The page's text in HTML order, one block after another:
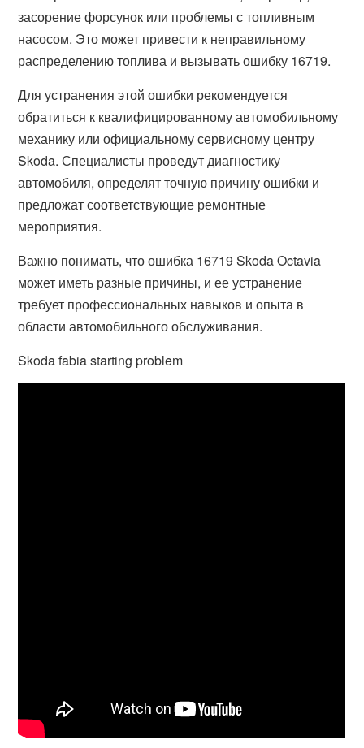
засорение форсунок или проблемы с топливным
насосом. Это может привести к неправильному
распределению топлива и вызывать ошибку 16719.
Для устранения этой ошибки рекомендуется
обратиться к квалифицированному автомобильному
механику или официальному сервисному центру
Skoda. Специалисты проведут диагностику
автомобиля, определят точную причину ошибки и
предложат соответствующие ремонтные
мероприятия.
Важно понимать, что ошибка 16719 Skoda Octavia
может иметь разные причины, и ее устранение
требует профессиональных навыков и опыта в
области автомобильного обслуживания.
Skoda fabia starting problem